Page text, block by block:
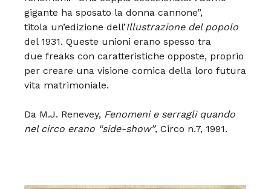
gigante ha sposato la donna cannone”,
titola un’edizione dell’Illustrazione del popolo
del 1931. Queste unioni erano spesso tra
due freaks con caratteristiche opposte, proprio
per creare una visione comica della loro futura
vita matrimoniale.
Da M.J. Renevey, Fenomeni e serragli quando
nel circo erano “side-show”, Circo n.7, 1991.